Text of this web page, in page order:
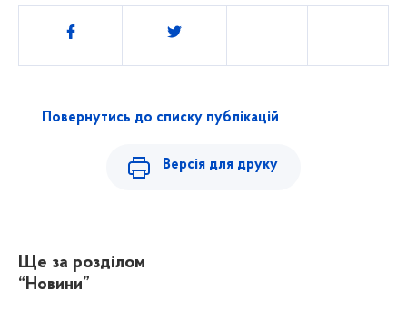
Поділитись
Повернутись до списку публікацій
Версія для друку
Ще за розділом
“Новини”